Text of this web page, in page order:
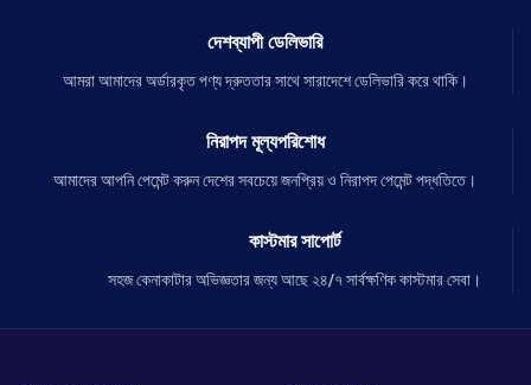
দেশব্যাপী ডেলিভারি
আমরা আমাদের অর্ডারকৃত পণ্য দ্রুততার সাথে সারাদেশে ডেলিভারি করে থাকি।
নিরাপদ মূল্যপরিশোধ
আমাদের আপনি পেমেন্ট করুন দেশের সবচেয়ে জনপ্রিয় ও নিরাপদ পেমেন্ট পদ্ধতিতে।
কাস্টমার সাপোর্ট
সহজ কেনাকাটার অভিজ্ঞতার জন্য আছে ২৪/৭ সার্বক্ষণিক কাস্টমার সেবা।